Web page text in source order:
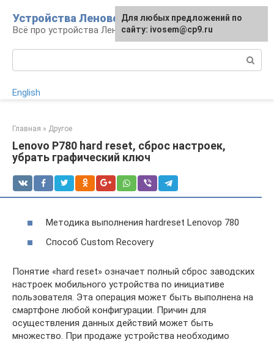
контенту
Устройства Леново
Всё про устройства Леново
English
Главная » Другое
Lenovo P780 hard reset, сброс настроек,
убрать графический ключ
Методика выполнения hardreset Lenovop 780
Способ Custom Recovery
Понятие «hard reset» означает полный сброс заводских
настроек мобильного устройства по инициативе
пользователя. Эта операция может быть выполнена на
смартфоне любой конфигурации. Причин для
осуществления данных действий может быть
множество. При продаже устройства необходимо
Для любых предложений по
сайту: ivosem@cp9.ru